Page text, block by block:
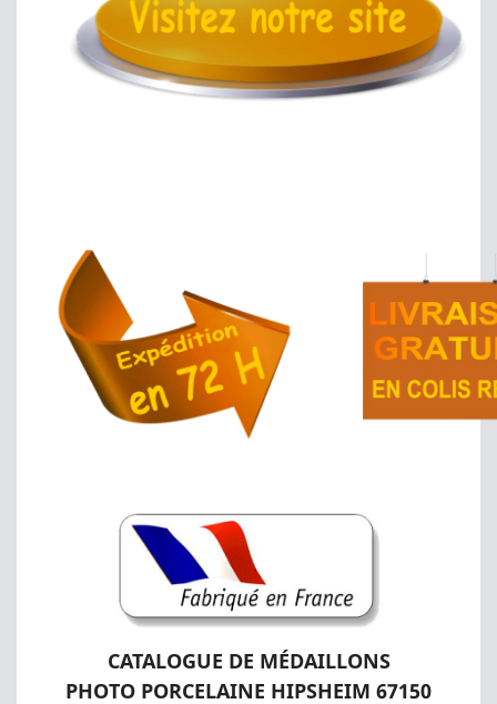
CATALOGUE DE MÉDAILLONS
PHOTO PORCELAINE HIPSHEIM 67150